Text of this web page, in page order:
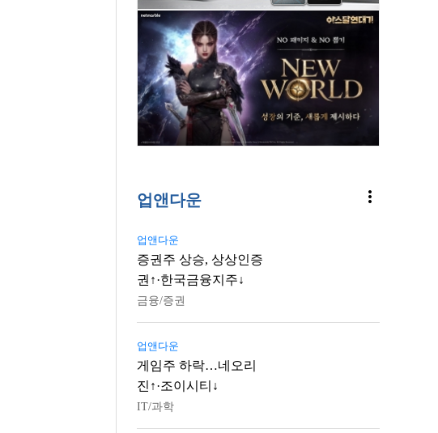
업앤다운 more_vert
업앤다운
증권주 상승, 상상인증
권↑·한국금융지주↓
금융/증권
업앤다운
게임주 하락…네오리
진↑·조이시티↓
IT/과학